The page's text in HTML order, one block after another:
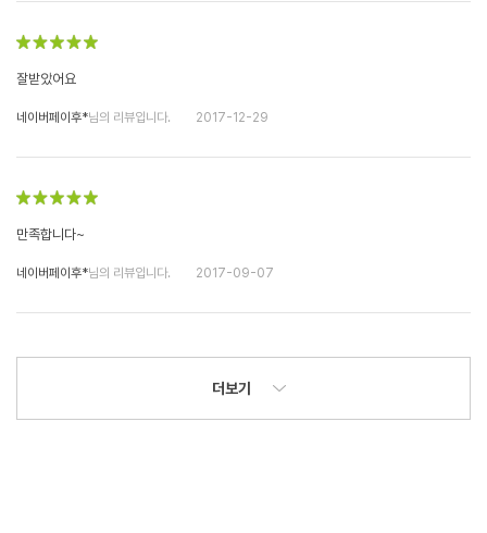
잘받았어요
네이버페이후*님의 리뷰입니다. 2017-12-29
만족합니다~
네이버페이후*님의 리뷰입니다. 2017-09-07
더보기